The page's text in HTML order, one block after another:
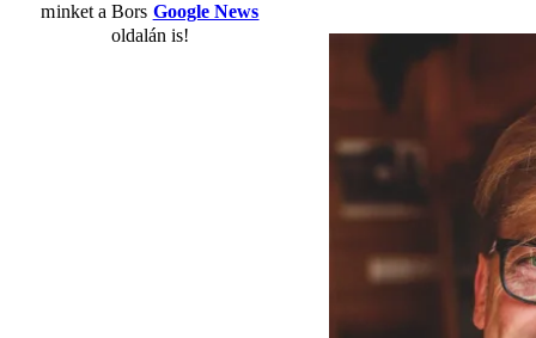
minket a Bors Google News
oldalán is!